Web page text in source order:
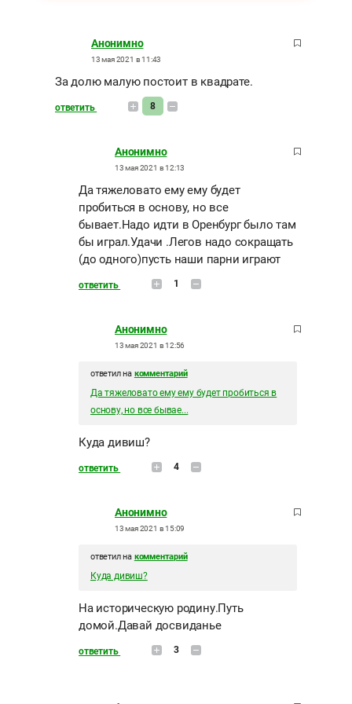
Анонимно
13 мая 2021 в 11:43
За долю малую постоит в квадрате.
ответить 8
Анонимно
13 мая 2021 в 12:13
Да тяжеловато ему ему будет
пробиться в основу, но все
бывает.Надо идти в Оренбург было там
бы играл.Удачи .Легов надо сокращать
(до одного)пусть наши парни играют
ответить 1
Анонимно
13 мая 2021 в 12:56
ответил на комментарий
Да тяжеловато ему ему будет пробиться в
основу, но все бывае...
Куда дивиш?
ответить 4
Анонимно
13 мая 2021 в 15:09
ответил на комментарий
Куда дивиш?
На историческую родину.Путь
домой.Давай досвиданье
ответить 3